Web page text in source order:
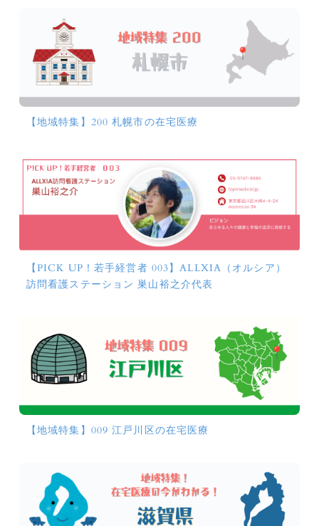
【地域特集】200 札幌市の在宅医療
【PICK UP！若手経営者 003】ALLXIA（オルシア）
訪問看護ステーション 巣山裕之介代表
【地域特集】009 江戸川区の在宅医療